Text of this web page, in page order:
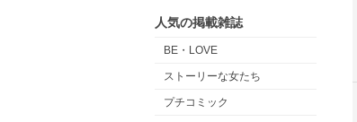
人気の掲載雑誌
BE・LOVE
ストーリーな女たち
プチコミック